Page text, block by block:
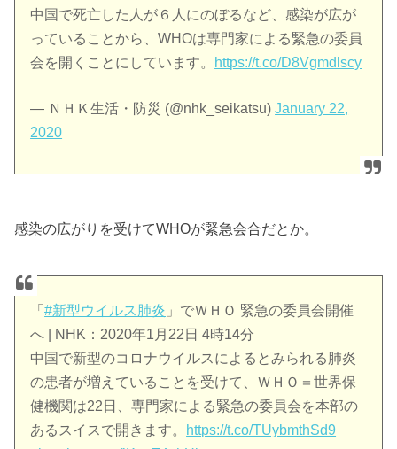
中国で死亡した人が６人にのぼるなど、感染が広が
っていることから、WHOは専門家による緊急の委員
会を開くことにしています。
https://t.co/D8Vgmdlscy
— ＮＨＫ生活・防災 (@nhk_seikatsu)January 22,
2020
感染の広がりを受けてWHOが緊急会合だとか。
「#新型ウイルス肺炎 」でＷＨＯ 緊急の委員会開催
へ | NHK：2020年1月22日 4時14分
中国で新型のコロナウイルスによるとみられる肺炎
の患者が増えていることを受けて、ＷＨＯ＝世界保
健機関は22日、専門家による緊急の委員会を本部の
あるスイスで開きます。
https://t.co/TUybmthSd9